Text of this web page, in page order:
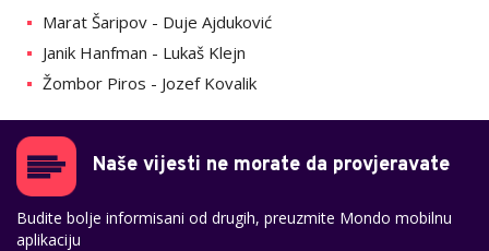
Marat Šaripov - Duje Ajduković
Janik Hanfman - Lukaš Klejn
Žombor Piros - Jozef Kovalik
Naše vijesti ne morate da provjeravate
Budite bolje informisani od drugih, preuzmite Mondo mobilnu
aplikaciju